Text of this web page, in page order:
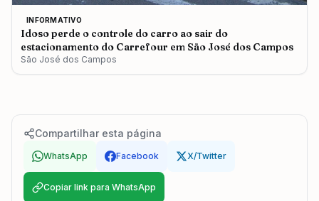
INFORMATIVO
Idoso perde o controle do carro ao sair do
estacionamento do Carrefour em São José dos Campos
São José dos Campos
Compartilhar esta página
WhatsApp Facebook X/Twitter
Copiar link para WhatsApp